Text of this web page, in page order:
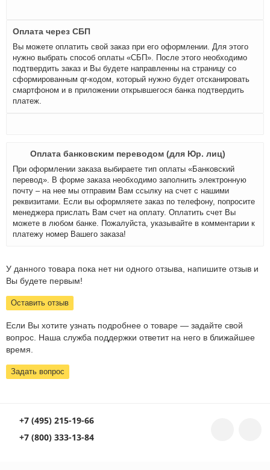
Оплата через СБП
Вы можете оплатить свой заказ при его оформлении. Для этого
нужно выбрать способ оплаты «СБП». После этого необходимо
подтвердить заказ и Вы будете направленны на страницу со
сформированным qr-кодом, который нужно будет отсканировать
смартфоном и в приложении открывшегося банка подтвердить
платеж.
Оплата банковским переводом (для Юр. лиц)
При оформлении заказа выбираете тип оплаты «Банковский
перевод». В форме заказа необходимо заполнить электронную
почту – на нее мы отправим Вам ссылку на счет с нашими
реквизитами. Если вы оформляете заказ по телефону, попросите
менеджера прислать Вам счет на оплату. Оплатить счет Вы
можете в любом банке. Пожалуйста, указывайте в комментарии к
платежу номер Вашего заказа!
У данного товара пока нет ни одного отзыва, напишите отзыв и
Вы будете первым!
Оставить отзыв
Если Вы хотите узнать подробнее о товаре — задайте свой
вопрос. Наша служба поддержки ответит на него в ближайшее
время.
Задать вопрос
+7 (495) 215-19-66
+7 (800) 333-13-84